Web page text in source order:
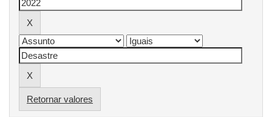
Retornar valores